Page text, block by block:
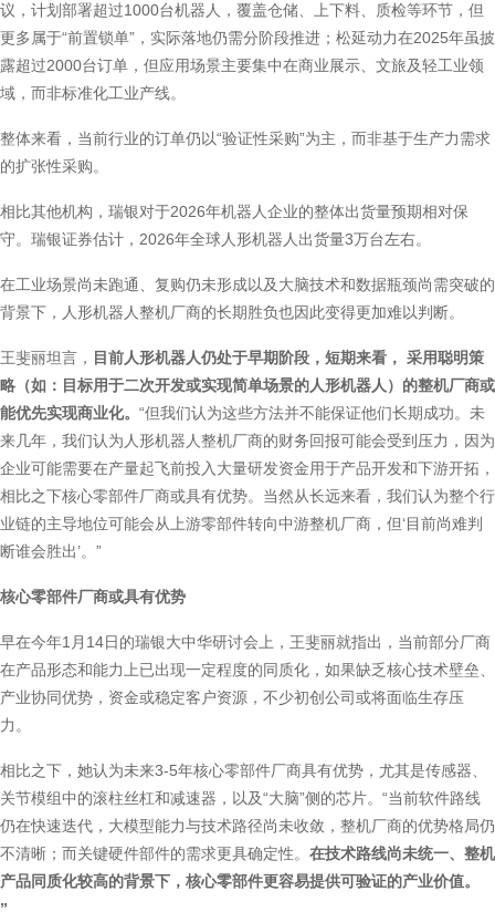
议，计划部署超过1000台机器人，覆盖仓储、上下料、质检等环节，但
更多属于“前置锁单”，实际落地仍需分阶段推进；松延动力在2025年虽披
露超过2000台订单，但应用场景主要集中在商业展示、文旅及轻工业领
域，而非标准化工业产线。
整体来看，当前行业的订单仍以“验证性采购”为主，而非基于生产力需求
的扩张性采购。
相比其他机构，瑞银对于2026年机器人企业的整体出货量预期相对保
守。瑞银证券估计，2026年全球人形机器人出货量3万台左右。
在工业场景尚未跑通、复购仍未形成以及大脑技术和数据瓶颈尚需突破的
背景下，人形机器人整机厂商的长期胜负也因此变得更加难以判断。
王斐丽坦言， 目前人形机器人仍处于早期阶段，短期来看， 采用聪明策
略（如：目标用于二次开发或实现简单场景的人形机器人）的整机厂商或
能优先实现商业化。 “但我们认为这些方法并不能保证他们长期成功。未
来几年，我们认为人形机器人整机厂商的财务回报可能会受到压力，因为
企业可能需要在产量起飞前投入大量研发资金用于产品开发和下游开拓，
相比之下核心零部件厂商或具有优势。当然从长远来看，我们认为整个行
业链的主导地位可能会从上游零部件转向中游整机厂商，但‘目前尚难判
断谁会胜出’。”
核心零部件厂商或具有优势
早在今年1月14日的瑞银大中华研讨会上，王斐丽就指出，当前部分厂商
在产品形态和能力上已出现一定程度的同质化，如果缺乏核心技术壁垒、
产业协同优势，资金或稳定客户资源，不少初创公司或将面临生存压
力。
相比之下，她认为未来3-5年核心零部件厂商具有优势，尤其是传感器、
关节模组中的滚柱丝杠和减速器，以及“大脑”侧的芯片。“当前软件路线
仍在快速迭代，大模型能力与技术路径尚未收敛，整机厂商的优势格局仍
不清晰；而关键硬件部件的需求更具确定性。 在技术路线尚未统一、整机
产品同质化较高的背景下，核心零部件更容易提供可验证的产业价值。